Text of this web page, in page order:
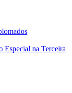
Especial na Terceira